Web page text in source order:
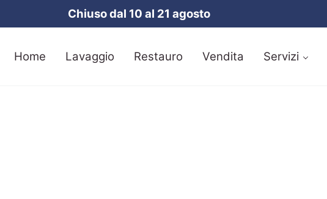
Chiuso dal 10 al 21 agosto
Home Lavaggio Restauro Vendita Servizi